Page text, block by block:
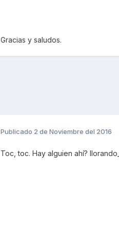
Gracias y saludos.
Publicado 2 de Noviembre del 2016
Toc, toc. Hay alguien ahí? llorando_